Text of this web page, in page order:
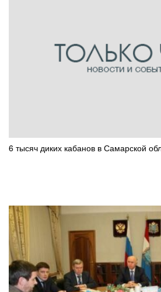
6 тысяч диких кабанов в Самарской